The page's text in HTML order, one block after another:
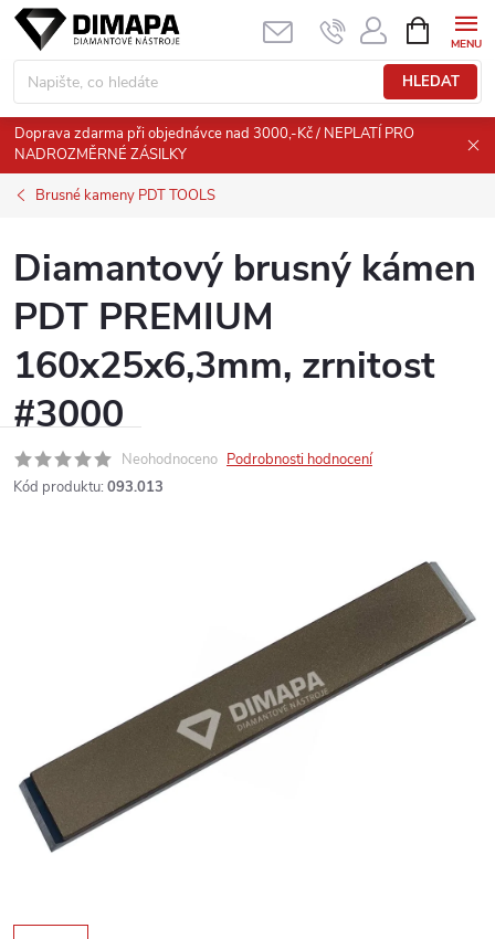
Přejít
obsah
HLEDAT
NÁKUPNÍ
KOŠÍK
Doprava zdarma při objednávce nad 3000,-Kč / NEPLATÍ PRO
NADROZMĚRNÉ ZÁSILKY
Brusné kameny PDT TOOLS
Diamantový brusný kámen
PDT PREMIUM
160x25x6,3mm, zrnitost
#3000
Neohodnoceno Podrobnosti hodnocení
Kód produktu: 093.013